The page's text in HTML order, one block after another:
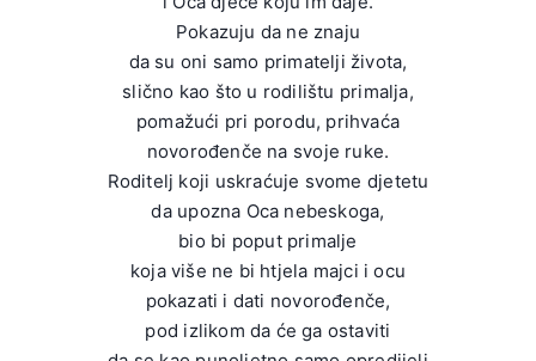
Pokazuju da ne znaju
da su oni samo primatelji života,
slično kao što u rodilištu primalja,
pomažući pri porodu, prihvaća
novorođenče na svoje ruke.
Roditelj koji uskraćuje svome djetetu
da upozna Oca nebeskoga,
bio bi poput primalje
koja više ne bi htjela majci i ocu
pokazati i dati novorođenče,
pod izlikom da će ga ostaviti